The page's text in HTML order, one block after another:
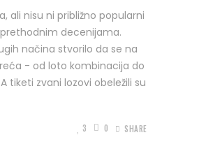
ali nisu ni približno popularni
decenijama.
načina stvorilo da se na
- od loto kombinacija do
tiketi zvani lozovi obeležili su
3 0 SHARE